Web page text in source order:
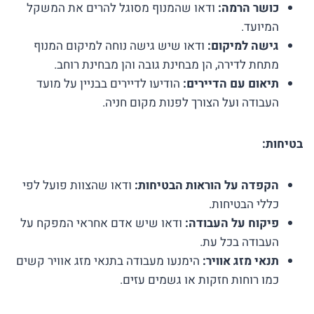
כושר הרמה: ודאו שהמנוף מסוגל להרים את המשקל
המיועד.
גישה למיקום: ודאו שיש גישה נוחה למיקום המנוף
מתחת לדירה, הן מבחינת גובה והן מבחינת רוחב.
תיאום עם הדיירים: הודיעו לדיירים בבניין על מועד
העבודה ועל הצורך לפנות מקום חניה.
בטיחות:
הקפדה על הוראות הבטיחות: ודאו שהצוות פועל לפי
כללי הבטיחות.
פיקוח על העבודה: ודאו שיש אדם אחראי המפקח על
העבודה בכל עת.
תנאי מזג אוויר: הימנעו מעבודה בתנאי מזג אוויר קשים
כמו רוחות חזקות או גשמים עזים.